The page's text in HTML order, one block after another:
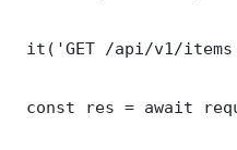
it('GET /api/v1/
const res = await